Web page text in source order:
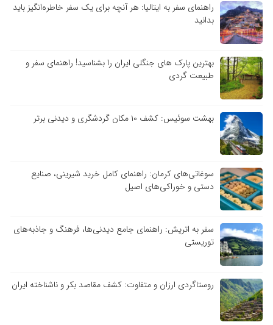
راهنمای سفر به ایتالیا: هر آنچه برای یک سفر خاطره‌انگیز باید
بدانید
بهترین پارک های جنگلی ایران را بشناسید! راهنمای سفر و
طبیعت گردی
بهشت سوئیس: کشف ۱۰ مکان گردشگری و دیدنی برتر
سوغاتی‌های کرمان: راهنمای کامل خرید شیرینی، صنایع
دستی و خوراکی‌های اصیل
سفر به اتریش: راهنمای جامع دیدنی‌ها، فرهنگ و جاذبه‌های
توریستی
روستاگردی ارزان و متفاوت: کشف مقاصد بکر و ناشناخته ایران